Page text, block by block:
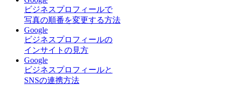
ビジネスプロフィールで
写真の順番を変更する方法
Google
ビジネスプロフィールの
インサイトの見方
Google
ビジネスプロフィールと
SNSの連携方法